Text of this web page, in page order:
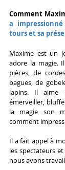
Comment
a
tours et sa
Maxime est un
adore la magie.
pièces, de
bagues, de
lapins. Il aime
émerveiller,
la magie son
comment
Il a fait appel à
les spectateurs
nous avons